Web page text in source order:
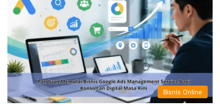
Bisnis Online